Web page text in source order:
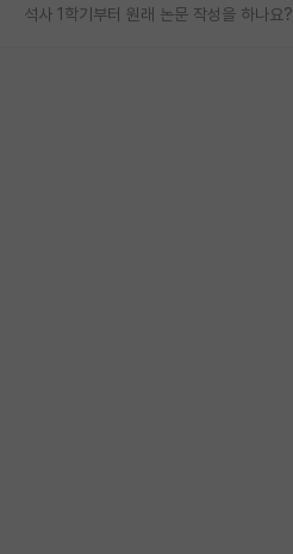
석사 1학기부터 원래 논문 작성을 하나요?